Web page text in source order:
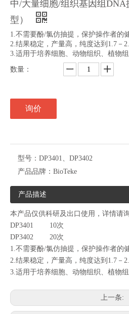
中/大量细胞/组织基因组DNA
型）
1.不需要酚/氯仿抽提，保护操作者的
2.结果稳定，产量高，纯度达到1.7－
3.适用于培养细胞、动物组织、植物组
数量：
询价
型号： DP3401、DP3402
产品品牌： BioTeke
产品描述
本产品仅供科研及出口使用，详情请
DP3401 10次
DP3402 20次
1.不需要酚/氯仿抽提，保护操作者的
2.结果稳定，产量高，纯度达到1.7－
3.适用于培养细胞、动物组织、植物组
上一条: